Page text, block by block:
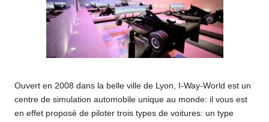
Ouvert en 2008 dans la belle ville de Lyon, I-Way-World est un
centre de simulation automobile unique au monde: il vous est
en effet proposé de piloter trois types de voitures: un type